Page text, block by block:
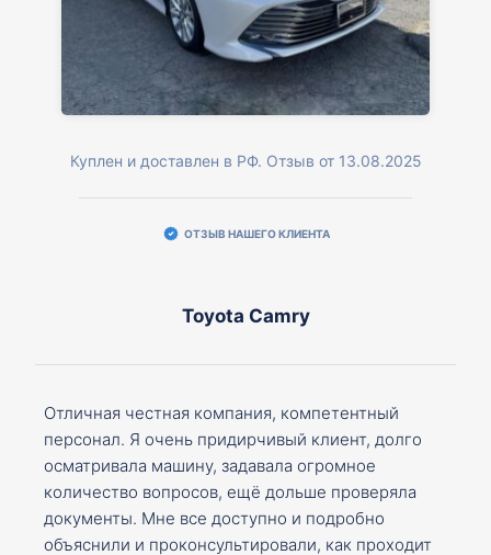
Куплен и доставлен в РФ. Отзыв от 13.08.2025
ОТЗЫВ НАШЕГО КЛИЕНТА
Toyota Camry
Отличная честная компания, компетентный
персонал. Я очень придирчивый клиент, долго
осматривала машину, задавала огромное
количество вопросов, ещё дольше проверяла
документы. Мне все доступно и подробно
объяснили и проконсультировали, как проходит